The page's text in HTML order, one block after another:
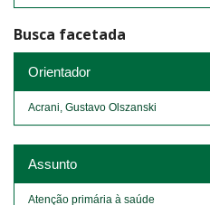
Busca facetada
Orientador
Acrani, Gustavo Olszanski
Assunto
Atenção primária à saúde